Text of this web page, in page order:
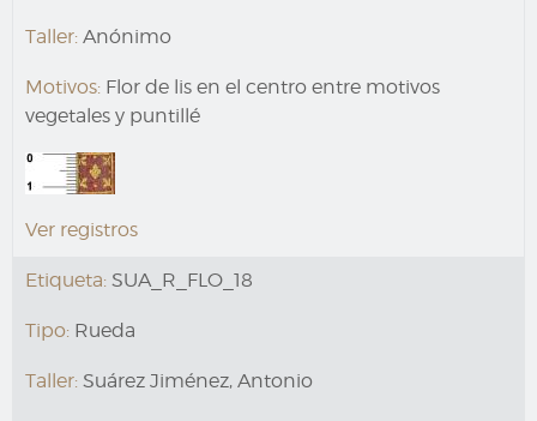
Taller: Anónimo
Motivos: Flor de lis en el centro entre motivos
vegetales y puntillé
Ver registros
Etiqueta: SUA_R_FLO_18
Tipo: Rueda
Taller: Suárez Jiménez, Antonio